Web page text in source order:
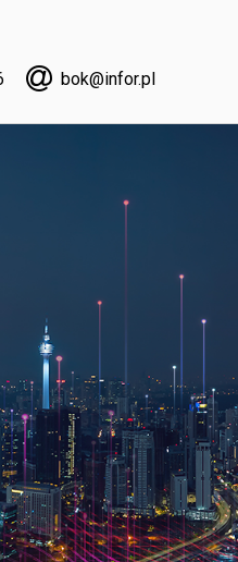
bok@infor.pl